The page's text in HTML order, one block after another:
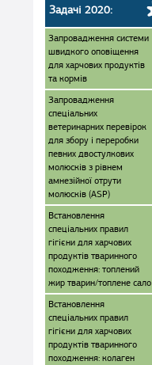
Задачі 2020:
Запровадження системи
швидкого оповіщення
для харчових продуктів
та кормів
Запровадження
спеціальних
ветеринарних перевірок
для збору і переробки
певних двостулкових
молюсків з рівнем
амнезійної отрути
молюсків (ASP)
Встановлення
спеціальних правил
гігієни для харчових
продуктів тваринного
походження: топлений
жир тварин/топлене сало
Встановлення
спеціальних правил
гігієни для харчових
продуктів тваринного
походження: колаген